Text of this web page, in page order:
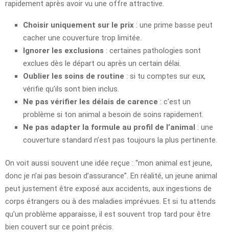
rapidement après avoir vu une offre attractive.
Choisir uniquement sur le prix : une prime basse peut
cacher une couverture trop limitée.
Ignorer les exclusions : certaines pathologies sont
exclues dès le départ ou après un certain délai.
Oublier les soins de routine : si tu comptes sur eux,
vérifie qu’ils sont bien inclus.
Ne pas vérifier les délais de carence : c’est un
problème si ton animal a besoin de soins rapidement.
Ne pas adapter la formule au profil de l’animal : une
couverture standard n’est pas toujours la plus pertinente.
On voit aussi souvent une idée reçue : “mon animal est jeune,
donc je n’ai pas besoin d’assurance”. En réalité, un jeune animal
peut justement être exposé aux accidents, aux ingestions de
corps étrangers ou à des maladies imprévues. Et si tu attends
qu’un problème apparaisse, il est souvent trop tard pour être
bien couvert sur ce point précis.